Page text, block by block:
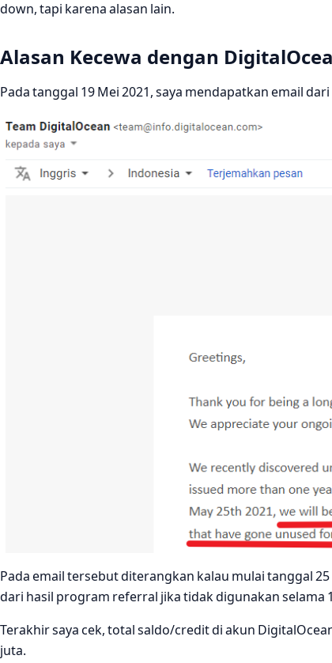
down, tapi karena alasan lain.
Alasan Kecewa dengan
Pada tanggal 19 Mei 2021, saya mendapatkan email
Pada email tersebut diterangkan kalau mulai tanggal
dari hasil program referral jika tidak digunakan selama
Terakhir saya cek, total saldo/credit di akun
juta.